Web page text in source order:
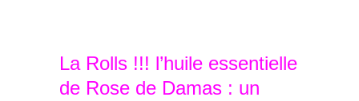
La Rolls !!! l’huile essentielle
de Rose de Damas : un